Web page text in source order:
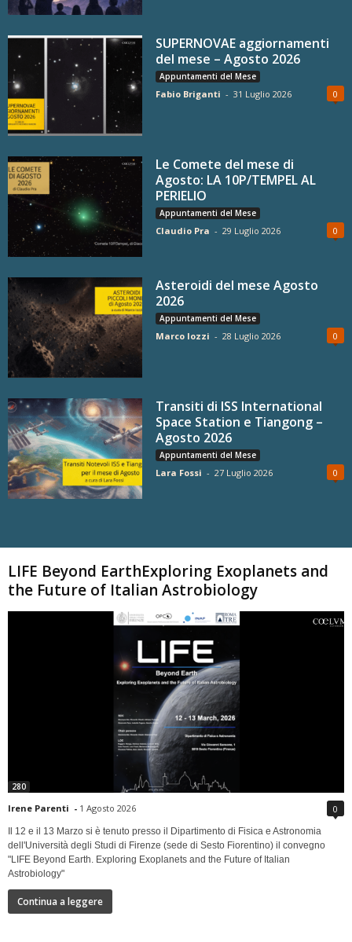
SUPERNOVAE aggiornamenti
del mese – Agosto 2026
Appuntamenti del Mese
Fabio Briganti - 31 Luglio 2026 0
Le Comete del mese di
Agosto: LA 10P/TEMPEL AL
PERIELIO
Appuntamenti del Mese
Claudio Pra - 29 Luglio 2026 0
Asteroidi del mese Agosto
2026
Appuntamenti del Mese
Marco Iozzi - 28 Luglio 2026 0
Transiti di ISS International
Space Station e Tiangong –
Agosto 2026
Appuntamenti del Mese
Lara Fossi - 27 Luglio 2026 0
LIFE Beyond EarthExploring Exoplanets and
the Future of Italian Astrobiology
280
Irene Parenti - 1 Agosto 2026 0
Il 12 e il 13 Marzo si è tenuto presso il Dipartimento di Fisica e Astronomia
dell'Università degli Studi di Firenze (sede di Sesto Fiorentino) il convegno
"LIFE Beyond Earth. Exploring Exoplanets and the Future of Italian
Astrobiology"
Continua a leggere